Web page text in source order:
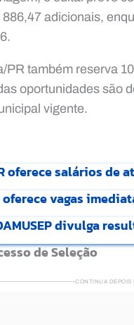
adicionais,
PR também reserva
oportunidades são
vigente.
oferece salários de
vagas
divulga
de Seleção
CONTINUA DEPOIS